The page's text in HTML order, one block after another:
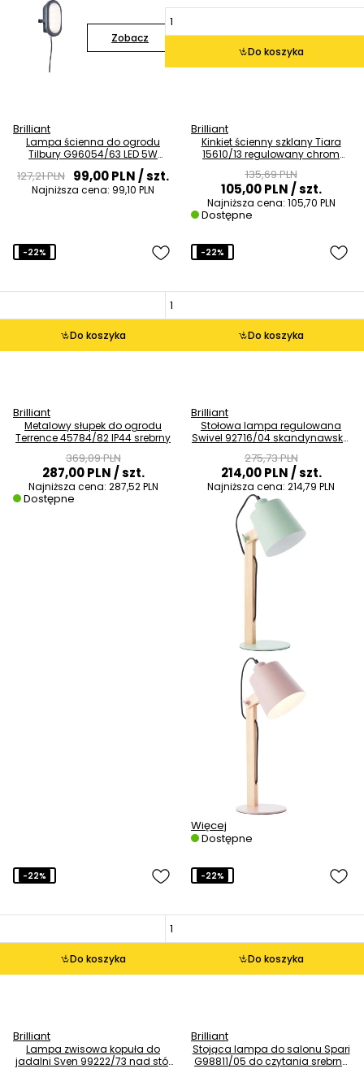
Zobacz
Brilliant
Lampa ścienna do ogrodu
Tilbury G96054/63 LED 5W
4000K IP65 antracyt
127,21 PLN 99,00 PLN/ szt.
Najniższa cena: 99,10 PLN
Do koszyka
Brilliant
Kinkiet ścienny szklany Tiara
15610/13 regulowany chrom
135,69 PLN
105,00 PLN/ szt.
Najniższa cena: 105,70 PLN
Dostępne
Do koszyka
-22%
Brilliant
Metalowy słupek do ogrodu
Terrence 45784/82 IP44 srebrny
369,09 PLN
287,00 PLN/ szt.
Najniższa cena: 287,52 PLN
Dostępne
Do koszyka
-22%
Brilliant
Stołowa lampa regulowana
Swivel 92716/04 skandynawska
275,73 PLN
214,00 PLN/ szt.
Najniższa cena: 214,79 PLN
Więcej
Dostępne
Do koszyka
-22%
Brilliant
Lampa zwisowa kopuła do
jadalni Sven 99222/73 nad stół
Do koszyka
-22%
Brilliant
Stojąca lampa do salonu Spari
G98811/05 do czytania srebrny